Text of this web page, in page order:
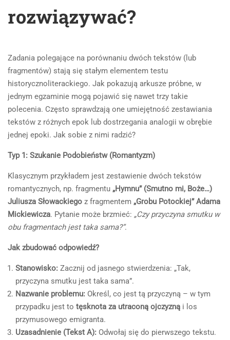
rozwiązywać?
Zadania polegające na porównaniu dwóch tekstów (lub
fragmentów) stają się stałym elementem testu
historycznoliterackiego. Jak pokazują arkusze próbne, w
jednym egzaminie mogą pojawić się nawet trzy takie
polecenia. Często sprawdzają one umiejętność zestawiania
tekstów z różnych epok lub dostrzegania analogii w obrębie
jednej epoki. Jak sobie z nimi radzić?
Typ 1: Szukanie Podobieństw (Romantyzm)
Klasycznym przykładem jest zestawienie dwóch tekstów
romantycznych, np. fragmentu „Hymnu” (Smutno mi, Boże…)
Juliusza Słowackiego z fragmentem „Grobu Potockiej” Adama
Mickiewicza. Pytanie może brzmieć: „Czy przyczyna smutku w
obu fragmentach jest taka sama?”.
Jak zbudować odpowiedź?
Stanowisko: Zacznij od jasnego stwierdzenia: „Tak,
przyczyna smutku jest taka sama”.
Nazwanie problemu: Określ, co jest tą przyczyną – w tym
przypadku jest to tęsknota za utraconą ojczyzną i los
przymusowego emigranta.
Uzasadnienie (Tekst A): Odwołaj się do pierwszego tekstu.